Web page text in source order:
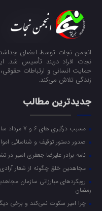
انجمن نجات توسط اعضای
نجات افراد دربند تأسیس شد.
حمایت انسانی و ارتباطات
زندگی تلاش می‌کند.
جدیدترین مطالب
مسبب درگیری های 6 و 7 مرداد سال 88 در قرارگاه اشرف – قسمت دوم
صدور دستور توقیف و شناسائی
نامه برادر علیرضا جعفری اسیر در
مجاهدین خلق چگونه از شعار
رویکرد‌های مبارزاتی سازمان
رمضان
چرا امیر سکوت نمی‌کند و برخی